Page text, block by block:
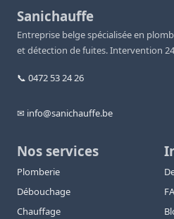
Sanichauffe
Entreprise belge spécialisée en
et détection de fuites. Intervention
📞 0472 53 24 26
✉ info@sanichauffe.be
Nos services
Plomberie
Débouchage
Chauffage